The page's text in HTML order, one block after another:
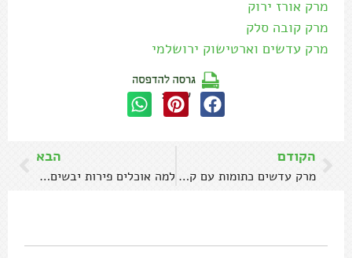
מרק אורז ירוק
מרק קובה סלק
מרק עדשים וארטישוק ירושלמי
שתפו:
הקודם
מרק עדשים כתומות עם קוקוס ודלורית
הבא
למה אוכלים פירות יבשים בטו בשבט